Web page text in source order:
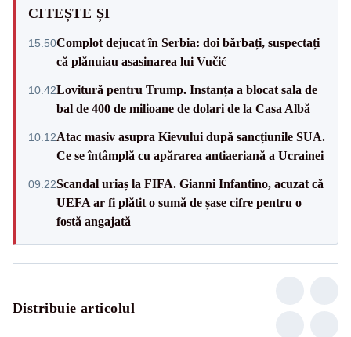
CITEȘTE ȘI
15:50Complot dejucat în Serbia: doi bărbați, suspectați
că plănuiau asasinarea lui Vučić
10:42Lovitură pentru Trump. Instanța a blocat sala de
bal de 400 de milioane de dolari de la Casa Albă
10:12Atac masiv asupra Kievului după sancțiunile SUA.
Ce se întâmplă cu apărarea antiaeriană a Ucrainei
09:22Scandal uriaș la FIFA. Gianni Infantino, acuzat că
UEFA ar fi plătit o sumă de șase cifre pentru o
fostă angajată
Distribuie articolul